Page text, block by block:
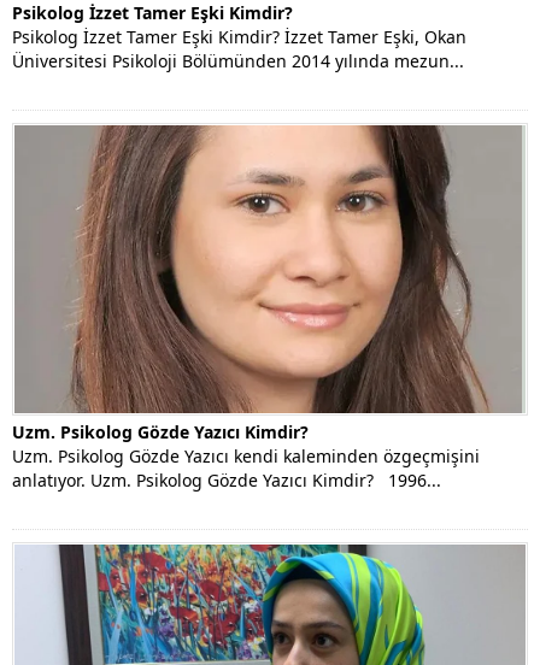
Psikolog İzzet Tamer Eşki Kimdir?
Psikolog İzzet Tamer Eşki Kimdir? İzzet Tamer Eşki, Okan
Üniversitesi Psikoloji Bölümünden 2014 yılında mezun...
Uzm. Psikolog Gözde Yazıcı Kimdir?
Uzm. Psikolog Gözde Yazıcı kendi kaleminden özgeçmişini
anlatıyor. Uzm. Psikolog Gözde Yazıcı Kimdir? 1996...